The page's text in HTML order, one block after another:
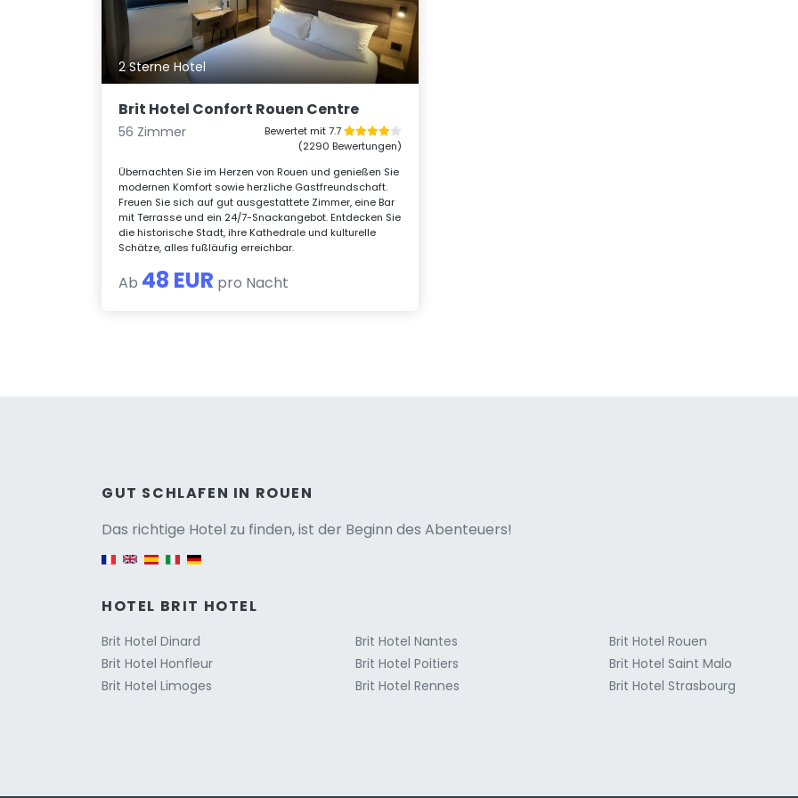
2 Sterne Hotel
Brit Hotel Confort Rouen Centre
56 Zimmer
Bewertet mit 7.7
(2290 Bewertungen)
Übernachten Sie im Herzen von Rouen und genießen Sie
modernen Komfort sowie herzliche Gastfreundschaft.
Freuen Sie sich auf gut ausgestattete Zimmer, eine Bar
mit Terrasse und ein 24/7-Snackangebot. Entdecken Sie
die historische Stadt, ihre Kathedrale und kulturelle
Schätze, alles fußläufig erreichbar.
Ab 48 EUR pro Nacht
GUT SCHLAFEN IN ROUEN
Das richtige Hotel zu finden, ist der Beginn des Abenteuers!
Versione
HOTEL BRIT HOTEL
Brit Hotel Dinard
Brit Hotel Honfleur
Brit Hotel Limoges
Brit Hotel Nantes
Brit Hotel Poitiers
Brit Hotel Rennes
Brit Hotel Rouen
Brit Hotel Saint Malo
Brit Hotel Strasbourg